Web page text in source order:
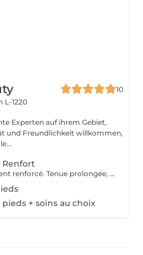
10
L-1220
Experten auf ihrem Gebiet,
und Freundlichkeit willkommen,
Renfort
Pose de vernis semi-permanent renforcé. Tenue prolongée, brillance parfaite et ongles résistants pour plusieurs semaines
+ soins au choix